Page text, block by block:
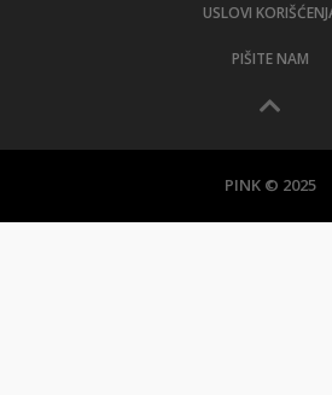
USLOVI
PIŠITE NAM
PINK © 2025